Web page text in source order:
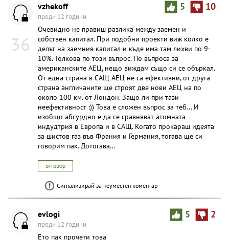
36
5 10
vzhekoff
преди 12 години
Очевидно не правиш разлика между заемен и
собствен капитал. При подобни проекти виж колко е
делът на заемния капитал и къде има там лихви по 9-
10%. Толкова по този въпрос. По въпроса за
американските АЕЦ, нещо виждам също си се объркал.
От една страна в САЩ АЕЦ не са ефективни, от друга
страна англичаните ще строят две нови АЕЦ на по
около 100 км. от Лондон. Защо ли при тази
неефективност :)) Това е сложен въпрос за теб... И
изобщо абсурдно е да се сравняват атомната
индудтрия в Европа и в САЩ. Когато прокараш идеята
за шистов газ във Франия и Германия, тогава ще си
говорим пак. Дотогава...
отговор
Сигнализирай за неуместен коментар
5 2
evlogi
преди 12 години
Ето пак прочети това